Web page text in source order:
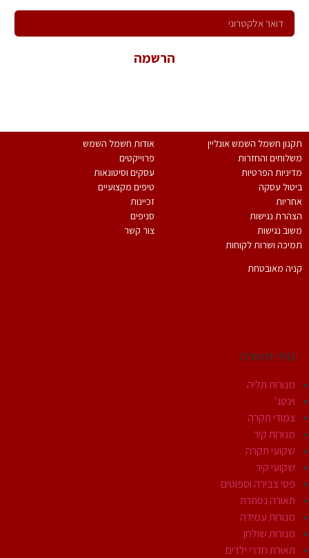
הרשמה
חשמל השמש אונליין
והחזרות
הפרטיות
עסקה
נגישות
נגישות
ושרות לקוחות
אודות חשמל השמש
פרוייקטים
עסקים וסיטונאות
טיפים מקצועיים
זכיינות
סניפים
צור קשר
מאובטחת
גופי תאורה
מנורות תליה
וינטג'
צמודי תקרה
מנורות קיר
שקועי תקרה
שקועי קיר
פסי צבירה וספוטים
תאורה נסתרת
מנורות עמידה
מנורות שולחן
תאורת חדרי ילדים